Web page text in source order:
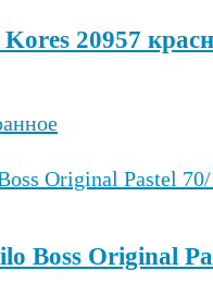
20957
Boss Original